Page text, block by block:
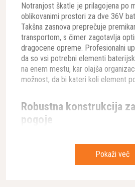
Notranjost škatle je prilagojena po
oblikovanimi prostori za dve 36V
Takšna zasnova preprečuje
transportom, s čimer zagotavlja
dragocene opreme. Profesionalni
da so vsi potrebni elementi
na enem mestu, kar olajša
možnost, da bi kateri koli element
Robustna konstrukcija
pogoje
Plywood BLi), ki zagotavlja
v vseh delovnih okoliščinah. S svojo
je idealna za profesionalne
Pokaži več